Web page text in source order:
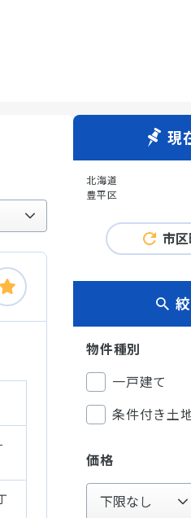
現
北海道
豊平区
市
物件種別
一戸建て
条件付き土
価格